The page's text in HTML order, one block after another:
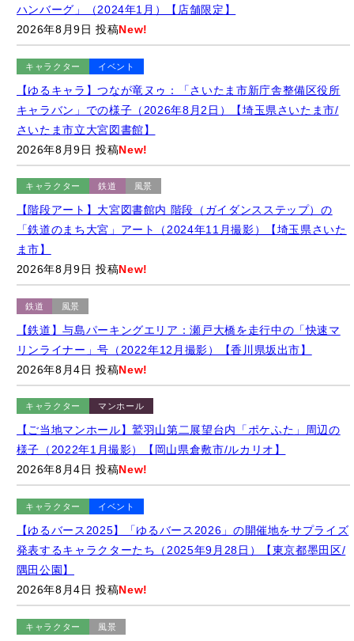
2026年8月9日 投稿New!
キャラクター イベント
【ゆるキャラ】つなが竜ヌゥ：「さいたま市新庁舎整備区役所
キャラバン」での様子（2026年8月2日）【埼玉県さいたま市/
さいたま市立大宮図書館】
2026年8月9日 投稿New!
キャラクター 鉄道 風景
【階段アート】大宮図書館内 階段（ガイダンスステップ）の
「鉄道のまち大宮」アート（2024年11月撮影）【埼玉県さいた
ま市】
2026年8月9日 投稿
鉄道 風景
【鉄道】与島パーキングエリア：瀬戸大橋を走行中の「快速マ
リンライナー」号（2022年12月撮影）【香川県坂出市】
2026年8月4日 投稿 New!
キャラクター マンホール
【ご当地マンホール】鷲羽山第二展望台内「ポケふた」周辺の
様子（2022年1月撮影）【岡山県倉敷市/ルカリオ】
2026年8月4日 投稿New!
キャラクター イベント
【ゆるバース2025】「ゆるバース2026」の開催地をサプライズ
発表するキャラクターたち（2025年9月28日）【東京都墨田区/
隅田公園】
2026年8月4日 投稿
キャラクター 風景
【ゆるキャラ】GMOアリーナさいたま（旧さいたまスーパーア